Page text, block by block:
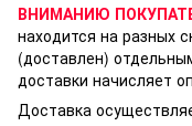
ВНИМАНИЮ
находится на разных
(доставлен)
доставки начисляет
Доставка